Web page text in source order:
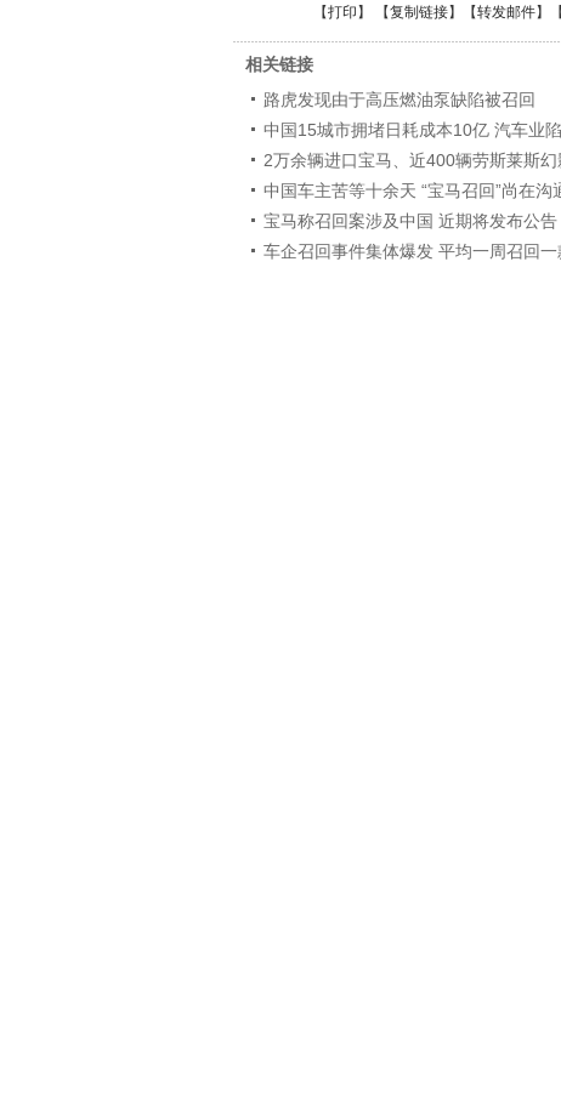
【打印 】 【复制链接】【转发邮件】
相关链接
路虎发现由于高压燃油泵缺陷被召回
中国15城市拥堵日耗成本10亿 汽车业
2万余辆进口宝马、近400辆劳斯莱斯幻
中国车主苦等十余天 “宝马召回”尚在沟
宝马称召回案涉及中国 近期将发布公告
车企召回事件集体爆发 平均一周召回一